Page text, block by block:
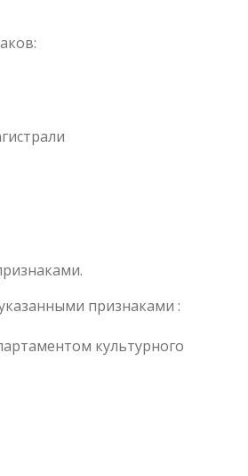
признаками :
культурного